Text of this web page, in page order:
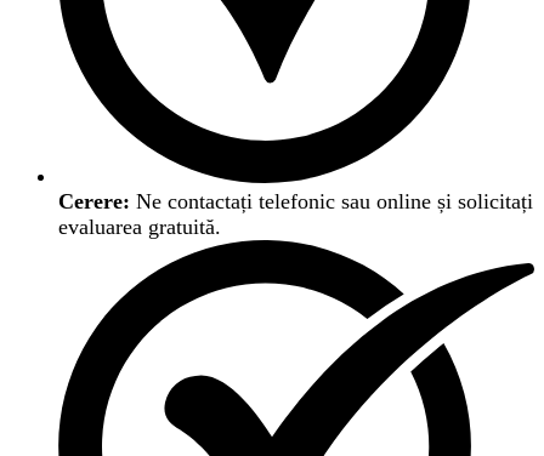
Cerere: Ne contactați telefonic sau online și solicitați
evaluarea gratuită.